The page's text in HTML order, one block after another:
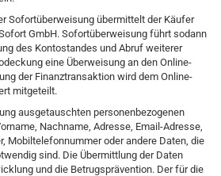
Sofortüberweisung übermittelt der Käufer
GmbH. Sofortüberweisung führt sodann
des Kontostandes und Abruf weiterer
eine Überweisung an den Online-
der Finanztransaktion wird dem Online-
mitgeteilt.
ausgetauschten personenbezogenen
Nachname, Adresse, Email-Adresse,
Mobiltelefonnummer oder andere Daten, die
sind. Die Übermittlung der Daten
und die Betrugsprävention. Der für die